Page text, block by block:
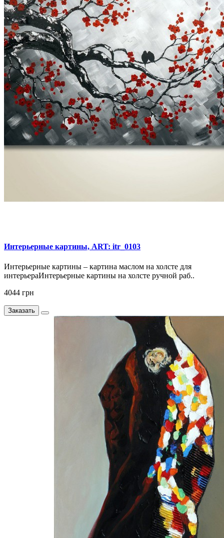
Интерьерные картины, ART: itr_0103
Интерьерные картины – картина маслом на холсте для
интерьераИнтерьерные картины на холсте ручной раб..
4044 грн
Заказать